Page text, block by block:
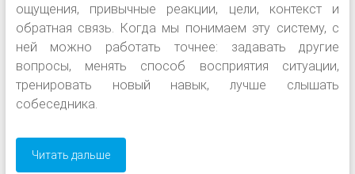
ощущения, привычные реакции, цели, контекст и
обратная связь. Когда мы понимаем эту систему, с
ней можно работать точнее: задавать другие
вопросы, менять способ восприятия ситуации,
тренировать новый навык, лучше слышать
собеседника.
Читать дальше